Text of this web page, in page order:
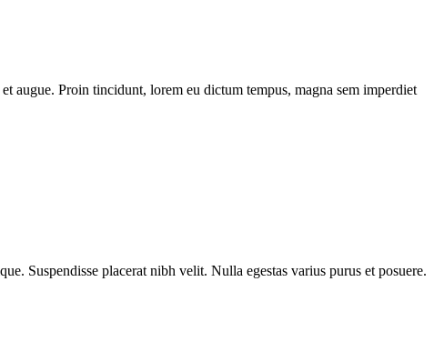
augue. Proin tincidunt, lorem eu dictum tempus, magna sem imperdiet
Suspendisse placerat nibh velit. Nulla egestas varius purus et posuere.